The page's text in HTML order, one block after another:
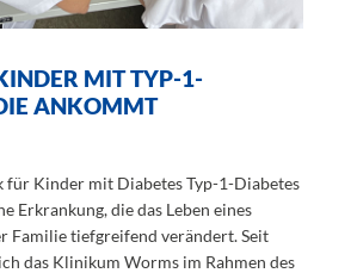
MIT TYP-1-
ANKOMMT
für Kinder mit Diabetes Typ-1-Diabetes
Erkrankung, die das Leben eines
Familie tiefgreifend verändert. Seit
das Klinikum Worms im Rahmen des